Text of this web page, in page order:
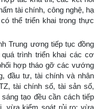
tài chính, công nghệ, hạ
thể triển khai trong thực
Trung ương tiếp tục đồng
trình triển khai các cơ
hợp tháo gỡ các vướng
đầu tư, tài chính và nhân
tài chính số, tài sản số,
tạo đều cần cách tiếp